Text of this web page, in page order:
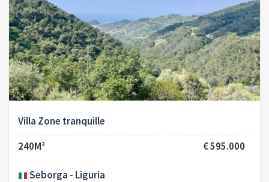
Villa Zone tranquille
240M²
€ 595.000
Seborga - Liguria